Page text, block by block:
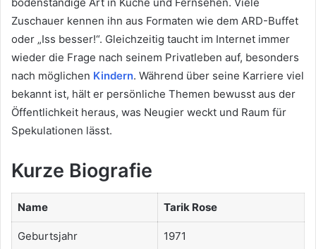
Zuschauer kennen ihn aus Formaten wie dem ARD-Buffet
oder „Iss besser!“. Gleichzeitig taucht im Internet immer
wieder die Frage nach seinem Privatleben auf, besonders
nach möglichen Kindern. Während über seine Karriere viel
bekannt ist, hält er persönliche Themen bewusst aus der
Öffentlichkeit heraus, was Neugier weckt und Raum für
Spekulationen lässt.
Kurze Biografie
Name Tarik Rose
Geburtsjahr 1971